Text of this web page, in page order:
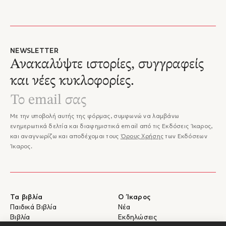
NEWSLETTER
Ανακαλύψτε ιστορίες, συγγραφείς
και νέες κυκλοφορίες.
Με την υποβολή αυτής της φόρμας, συμφωνώ να λαμβάνω
ενημερωτικά δελτία και διαφημιστικά email από τις Εκδόσεις Ίκαρος,
και αναγνωρίζω και αποδέχομαι τους Όρους Χρήσης των Εκδόσεων
Ίκαρος.
Τα βιβλία
Παιδικά Βιβλία
Βιβλία
Ο Ίκαρος
Νέα
Εκδηλώσεις